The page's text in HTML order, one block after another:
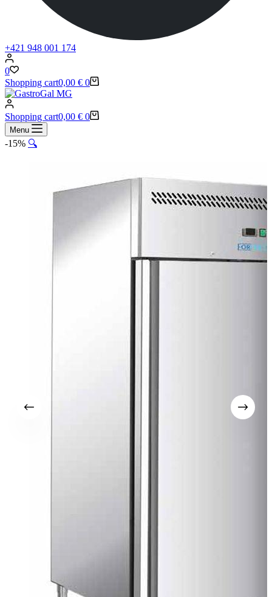
+421 948 001 174
0
Shopping cart0,00 € 0
Shopping cart0,00 € 0
Menu
-15% 🔍